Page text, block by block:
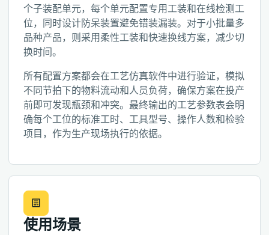
个子装配单元，每个单元配置专用工装和在线检测工
位，同时设计防呆装置避免错装漏装。对于小批量多
品种产品，则采用柔性工装和快速换线方案，减少切
换时间。
所有配置方案都会在工艺仿真软件中进行验证，模拟
不同节拍下的物料流动和人员负荷，确保方案在投产
前即可发现瓶颈和冲突。最终输出的工艺参数表会明
确每个工位的标准工时、工具型号、操作人数和检验
项目，作为生产现场执行的依据。
使用场景